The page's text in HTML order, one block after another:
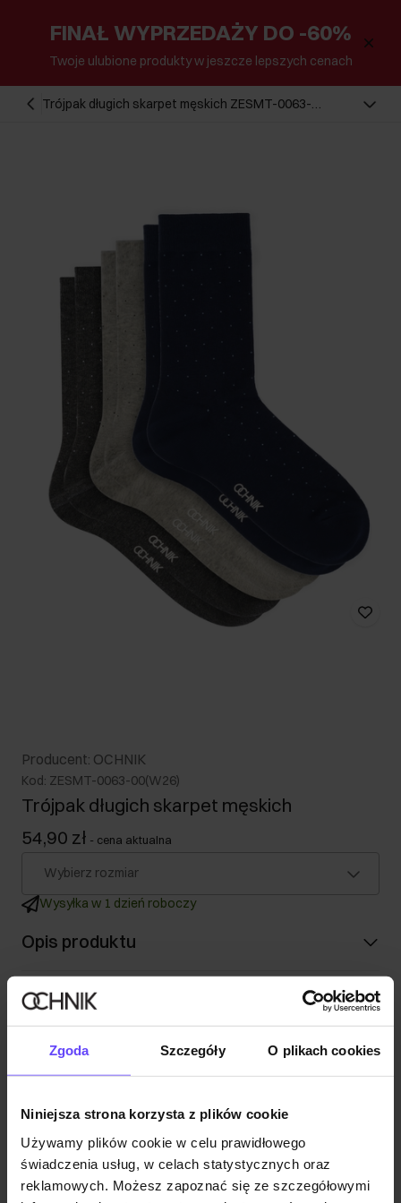
Zgoda Szczegóły O plikach cookies
Niniejsza strona korzysta z plików cookie
Używamy plików cookie w celu prawidłowego
świadczenia usług, w celach statystycznych oraz
reklamowych. Możesz zapoznać się ze szczegółowymi
FINAŁ WYPRZEDAŻY DO -60%
Twoje ulubione produkty w jeszcze lepszych cenach
Trójpak długich skarpet męskich ZESMT-0063-
Producent: OCHNIK
Kod: ZESMT-0063-00(W26)
Trójpak długich skarpet męskich
54,90 zł - cena aktualna
Wybierz rozmiar
Wysyłka w 1 dzień roboczy
Opis produktu
Szczegóły
Skład
Opinie